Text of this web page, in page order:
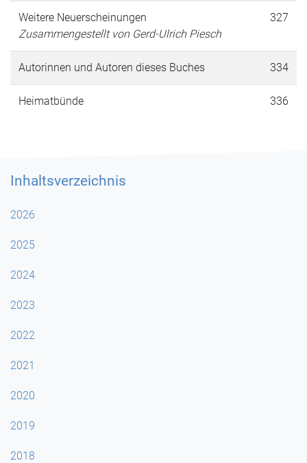
Weitere Neuerscheinungen
Zusammengestellt von Gerd-Ulrich Piesch
327
Autorinnen und Autoren dieses Buches 334
Heimatbünde 336
Inhaltsverzeichnis
2026
2025
2024
2023
2022
2021
2020
2019
2018